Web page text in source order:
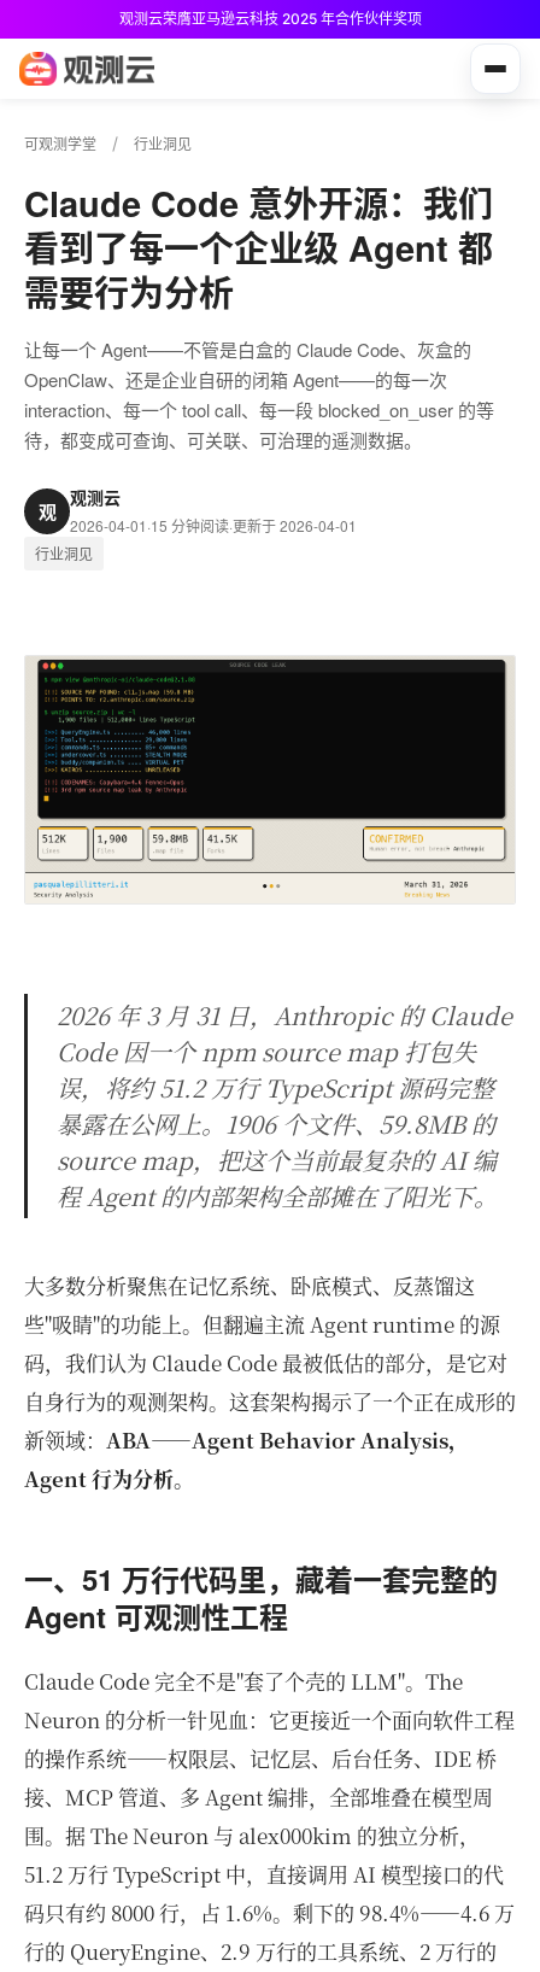
观测云荣膺亚马逊云科技 2025 年合作伙伴奖项
可观测学堂 行业洞见
Claude Code 意外开源：我们
看到了每一个企业级 Agent 都
需要行为分析
让每一个 Agent——不管是白盒的 Claude Code、灰盒的
OpenClaw、还是企业自研的闭箱 Agent——的每一次
interaction、每一个 tool call、每一段 blocked_on_user 的等
待，都变成可查询、可关联、可治理的遥测数据。
观
观测云
2026-04-01 ·15 分钟阅读·更新于 2026-04-01
行业洞见
2026 年 3 月 31 日，Anthropic 的 Claude
Code 因一个 npm source map 打包失
误，将约 51.2 万行 TypeScript 源码完整
暴露在公网上。1906 个文件、59.8MB 的
source map，把这个当前最复杂的 AI 编
程 Agent 的内部架构全部摊在了阳光下。
大多数分析聚焦在记忆系统、卧底模式、反蒸馏这
些"吸睛"的功能上。但翻遍主流 Agent runtime 的源
码，我们认为 Claude Code 最被低估的部分，是它对
自身行为的观测架构。这套架构揭示了一个正在成形的
新领域： ABA——Agent Behavior Analysis，
Agent 行为分析。
一、51 万行代码里，藏着一套完整的
Agent 可观测性工程
Claude Code 完全不是"套了个壳的 LLM"。The
Neuron 的分析一针见血：它更接近一个面向软件工程
的操作系统——权限层、记忆层、后台任务、IDE 桥
接、MCP 管道、多 Agent 编排，全部堆叠在模型周
围。据 The Neuron 与 alex000kim 的独立分析，
51.2 万行 TypeScript 中，直接调用 AI 模型接口的代
码只有约 8000 行，占 1.6%。剩下的 98.4%——4.6 万
行的 QueryEngine、2.9 万行的工具系统、2 万行的